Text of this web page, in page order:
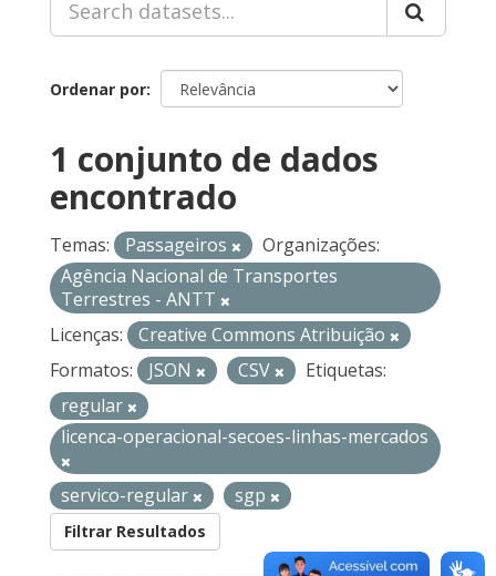
Ordenar por
1 conjunto de dados
encontrado
Temas: Passageiros
Organizações:
Agência Nacional de Transportes
Terrestres - ANTT
Licenças:
Creative Commons Atribuição
Formatos:
JSON CSV
Etiquetas:
regular
licenca-operacional-secoes-linhas-mercados
servico-regular sgp
Filtrar Resultados